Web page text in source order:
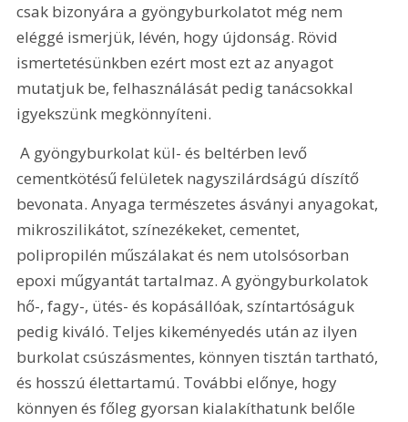
csak bizonyára a gyöngyburkolatot még nem
eléggé ismerjük, lévén, hogy újdonság. Rövid
ismertetésünkben ezért most ezt az anyagot
mutatjuk be, felhasználását pedig tanácsokkal
igyekszünk megkönnyíteni.
A gyöngyburkolat kül- és beltérben levő
cementkötésű felületek nagyszilárdságú díszítő
bevonata. Anyaga természetes ásványi anyagokat,
mikroszilikátot, színezékeket, cementet,
polipropilén műszálakat és nem utolsósorban
epoxi műgyantát tartalmaz. A gyöngyburkolatok
hő-, fagy-, ütés- és kopásállóak, színtartóságuk
pedig kiváló. Teljes kikeményedés után az ilyen
burkolat csúszásmentes, könnyen tisztán tartható,
és hosszú élettartamú. További előnye, hogy
könnyen és főleg gyorsan kialakíthatunk belőle